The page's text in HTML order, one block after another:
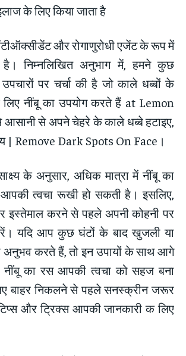
के लिए किया जाता है
और रोगाणुरोधी एजेंट के रूप में
निम्नलिखित अनुभाग में, हमने कुछ
पर चर्चा की है जो काले धब्बों के
नींबू का उपयोग करते हैं at Lemon
से अपने चेहरे के काले धब्बे हटाइए,
| Remove Dark Spots On Face।
के अनुसार, अधिक मात्रा में नींबू का
त्वचा रूखी हो सकती है। इसलिए,
इस्तेमाल करने से पहले अपनी कोहनी पर
यदि आप कुछ घंटों के बाद खुजली या
अनुभव करते हैं, तो इन उपायों के साथ आगे
का रस आपकी त्वचा को सहज बना
बाहर निकलने से पहले सनस्क्रीन जरूर
और ट्रिक्स आपकी जानकारी क लिए